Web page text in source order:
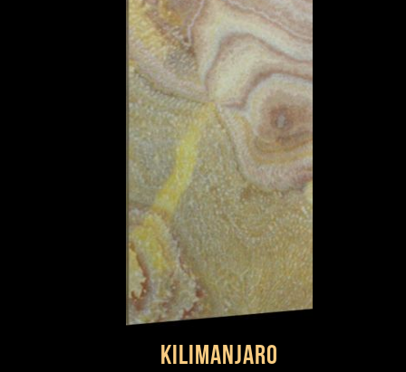
Kilimanjaro